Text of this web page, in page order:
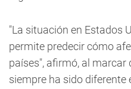
"La situación en Estados
permite predecir cómo
países", afirmó, al
siempre ha sido diferente